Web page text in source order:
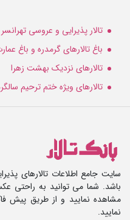
تالار پذیرایی و عروسی تهرانسر
باغ تالارهای گرمدره و باغ
تالارهای نزدیک بهشت زهرا
تالارهای ویژه ختم ترحیم
سایت جامع اطلاعات تالارهای
باشد. شما می توانید به راحتی
مشاهده نمایید و از طریق پیش
نمایید.